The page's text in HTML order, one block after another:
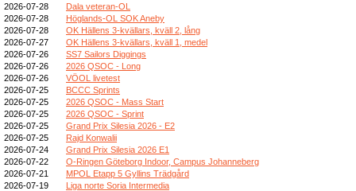
2026-07-28
Dala veteran-OL
2026-07-28
Höglands-OL SOK Aneby
2026-07-28
OK Hällens 3-kvällars, kväll 2, lång
2026-07-27
OK Hällens 3-kvällars, kväll 1, medel
2026-07-26
SS7 Sailors Diggings
2026-07-26
2026 QSOC - Long
2026-07-26
VÖOL livetest
2026-07-25
BCCC Sprints
2026-07-25
2026 QSOC - Mass Start
2026-07-25
2026 QSOC - Sprint
2026-07-25
Grand Prix Silesia 2026 - E2
2026-07-25
Rajd Konwalii
2026-07-24
Grand Prix Silesia 2026 E1
2026-07-22
O-Ringen Göteborg Indoor, Campus Johanneberg
2026-07-21
MPOL Etapp 5 Gyllins Trädgård
2026-07-19
Liga norte Soria Intermedia